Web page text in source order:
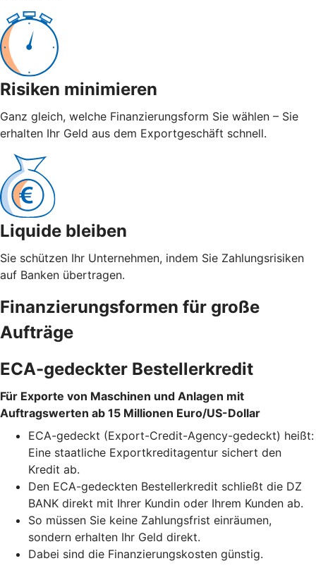
Risiken minimieren
Ganz gleich, welche Finanzierungsform Sie wählen – Sie
erhalten Ihr Geld aus dem Exportgeschäft schnell.
Liquide bleiben
Sie schützen Ihr Unternehmen, indem Sie Zahlungsrisiken
auf Banken übertragen.
Finanzierungsformen für große
Aufträge
ECA-gedeckter Bestellerkredit
Für Exporte von Maschinen und Anlagen mit
Auftragswerten ab 15 Millionen Euro/US-Dollar
ECA-gedeckt (Export-Credit-Agency-gedeckt) heißt:
Eine staatliche Exportkreditagentur sichert den
Kredit ab.
Den ECA-gedeckten Bestellerkredit schließt die DZ
BANK direkt mit Ihrer Kundin oder Ihrem Kunden ab.
So müssen Sie keine Zahlungsfrist einräumen,
sondern erhalten Ihr Geld direkt.
Dabei sind die Finanzierungskosten günstig.